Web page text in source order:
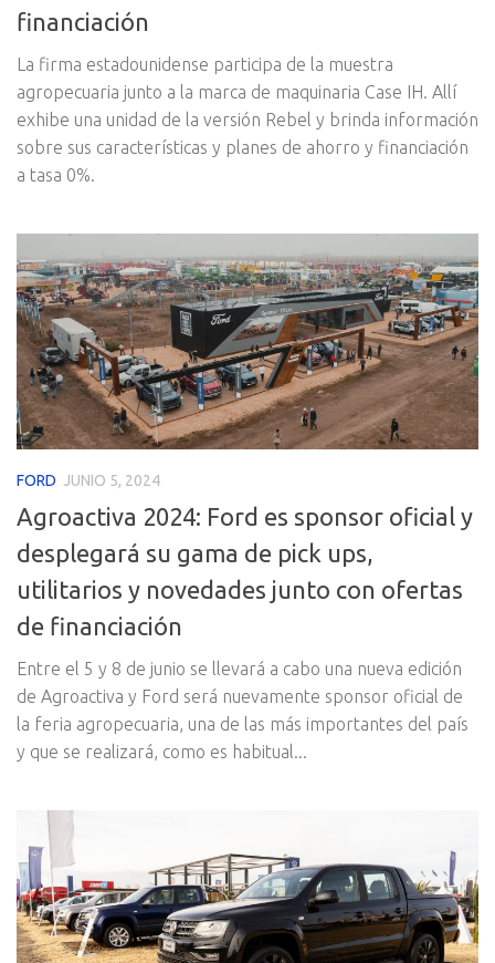
financiación
La firma estadounidense participa de la muestra
agropecuaria junto a la marca de maquinaria Case IH. Allí
exhibe una unidad de la versión Rebel y brinda información
sobre sus características y planes de ahorro y financiación
a tasa 0%.
FORD JUNIO 5, 2024
Agroactiva 2024: Ford es sponsor oficial y
desplegará su gama de pick ups,
utilitarios y novedades junto con ofertas
de financiación
Entre el 5 y 8 de junio se llevará a cabo una nueva edición
de Agroactiva y Ford será nuevamente sponsor oficial de
la feria agropecuaria, una de las más importantes del país
y que se realizará, como es habitual...